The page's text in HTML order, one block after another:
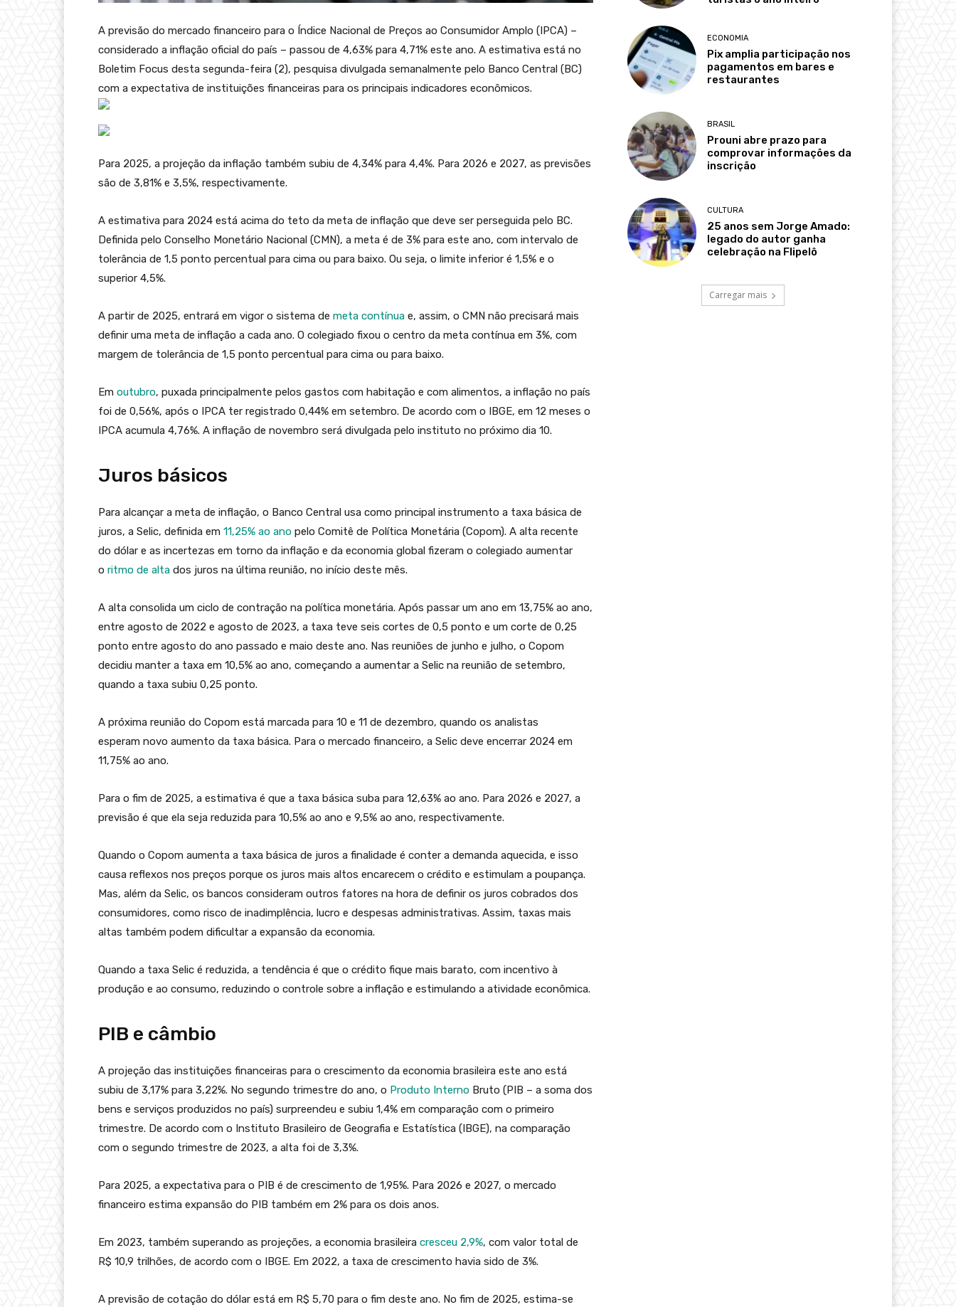
A previsão do mercado financeiro para o Índice Nacional de Preços ao Consumidor Amplo (IPCA) –
considerado a inflação oficial do país – passou de 4,63% para 4,71% este ano. A estimativa está no
Boletim Focus desta segunda-feira (2), pesquisa divulgada semanalmente pelo Banco Central (BC)
com a expectativa de instituições financeiras para os principais indicadores econômicos.
Para 2025, a projeção da inflação também subiu de 4,34% para 4,4%. Para 2026 e 2027, as previsões
são de 3,81% e 3,5%, respectivamente.
A estimativa para 2024 está acima do teto da meta de inflação que deve ser perseguida pelo BC.
Definida pelo Conselho Monetário Nacional (CMN), a meta é de 3% para este ano, com intervalo de
tolerância de 1,5 ponto percentual para cima ou para baixo. Ou seja, o limite inferior é 1,5% e o
superior 4,5%.
A partir de 2025, entrará em vigor o sistema de meta contínua e, assim, o CMN não precisará mais
definir uma meta de inflação a cada ano. O colegiado fixou o centro da meta contínua em 3%, com
margem de tolerância de 1,5 ponto percentual para cima ou para baixo.
Em outubro, puxada principalmente pelos gastos com habitação e com alimentos, a inflação no país
foi de 0,56%, após o IPCA ter registrado 0,44% em setembro. De acordo com o IBGE, em 12 meses o
IPCA acumula 4,76%. A inflação de novembro será divulgada pelo instituto no próximo dia 10.
Juros básicos
Para alcançar a meta de inflação, o Banco Central usa como principal instrumento a taxa básica de
juros, a Selic, definida em 11,25% ao ano pelo Comitê de Política Monetária (Copom). A alta recente
do dólar e as incertezas em torno da inflação e da economia global fizeram o colegiado aumentar
o ritmo de alta dos juros na última reunião, no início deste mês.
A alta consolida um ciclo de contração na política monetária. Após passar um ano em 13,75% ao ano,
entre agosto de 2022 e agosto de 2023, a taxa teve seis cortes de 0,5 ponto e um corte de 0,25
ponto entre agosto do ano passado e maio deste ano. Nas reuniões de junho e julho, o Copom
decidiu manter a taxa em 10,5% ao ano, começando a aumentar a Selic na reunião de setembro,
quando a taxa subiu 0,25 ponto.
A próxima reunião do Copom está marcada para 10 e 11 de dezembro, quando os analistas
esperam novo aumento da taxa básica. Para o mercado financeiro, a Selic deve encerrar 2024 em
11,75% ao ano.
Para o fim de 2025, a estimativa é que a taxa básica suba para 12,63% ao ano. Para 2026 e 2027, a
previsão é que ela seja reduzida para 10,5% ao ano e 9,5% ao ano, respectivamente.
Quando o Copom aumenta a taxa básica de juros a finalidade é conter a demanda aquecida, e isso
causa reflexos nos preços porque os juros mais altos encarecem o crédito e estimulam a poupança.
Mas, além da Selic, os bancos consideram outros fatores na hora de definir os juros cobrados dos
consumidores, como risco de inadimplência, lucro e despesas administrativas. Assim, taxas mais
altas também podem dificultar a expansão da economia.
Quando a taxa Selic é reduzida, a tendência é que o crédito fique mais barato, com incentivo à
produção e ao consumo, reduzindo o controle sobre a inflação e estimulando a atividade econômica.
PIB e câmbio
A projeção das instituições financeiras para o crescimento da economia brasileira este ano está
subiu de 3,17% para 3,22%. No segundo trimestre do ano, o Produto Interno Bruto (PIB – a soma dos
bens e serviços produzidos no país) surpreendeu e subiu 1,4% em comparação com o primeiro
trimestre. De acordo com o Instituto Brasileiro de Geografia e Estatística (IBGE), na comparação
com o segundo trimestre de 2023, a alta foi de 3,3%.
Para 2025, a expectativa para o PIB é de crescimento de 1,95%. Para 2026 e 2027, o mercado
financeiro estima expansão do PIB também em 2% para os dois anos.
Em 2023, também superando as projeções, a economia brasileira cresceu 2,9%, com valor total de
R$ 10,9 trilhões, de acordo com o IBGE. Em 2022, a taxa de crescimento havia sido de 3%.
A previsão de cotação do dólar está em R$ 5,70 para o fim deste ano. No fim de 2025, estima-se
ECONOMIA
Pix amplia participação nos
pagamentos em bares e
restaurantes
BRASIL
Prouni abre prazo para
comprovar informações da
inscrição
CULTURA
25 anos sem Jorge Amado:
legado do autor ganha
celebração na Flipelô
Carregar mais